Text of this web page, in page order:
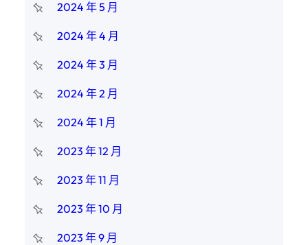
2024 年 5 月
2024 年 4 月
2024 年 3 月
2024 年 2 月
2024 年 1 月
2023 年 12 月
2023 年 11 月
2023 年 10 月
2023 年 9 月